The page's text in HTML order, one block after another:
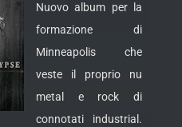
Nuovo album per la
formazione di
Minneapolis che
veste il proprio nu
metal e rock di
connotati industrial.